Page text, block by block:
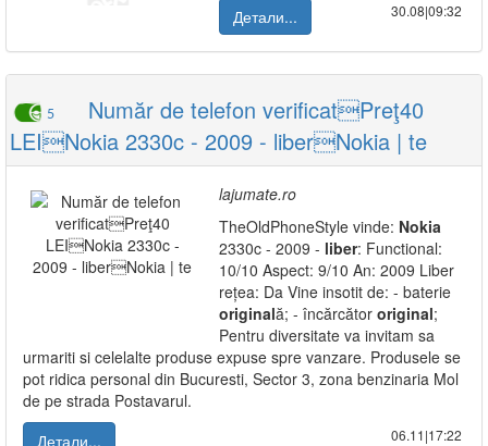
Детали...
30.08|09:32
5
Număr de telefon verificatPreţ40
LEINokia 2330c - 2009 - liberNokia | te
lajumate.ro
TheOldPhoneStyle vinde: Nokia
2330c - 2009 - liber: Functional:
10/10 Aspect: 9/10 An: 2009 Liber
rețea: Da Vine insotit de: - baterie
originală; - încărcător original;
Pentru diversitate va invitam sa
urmariti si celelalte produse expuse spre vanzare. Produsele se
pot ridica personal din Bucuresti, Sector 3, zona benzinaria Mol
de pe strada Postavarul.
Детали...
06.11|17:22